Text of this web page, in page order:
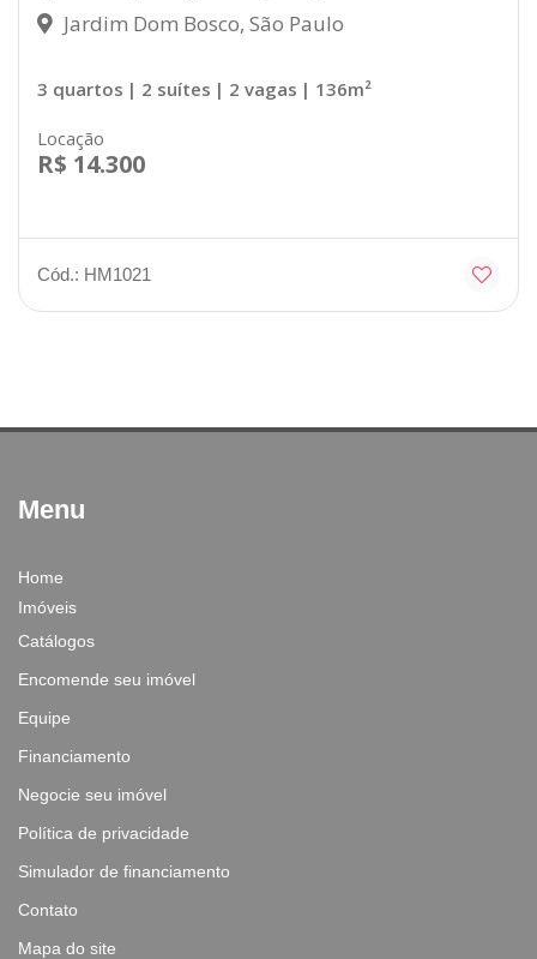
Jardim Dom Bosco, São Paulo
3 quartos | 2 suítes | 2 vagas | 136m²
Locação
R$ 14.300
Cód.: HM1021
Menu
Home
Imóveis
Catálogos
Encomende seu imóvel
Equipe
Financiamento
Negocie seu imóvel
Política de privacidade
Simulador de financiamento
Contato
Mapa do site